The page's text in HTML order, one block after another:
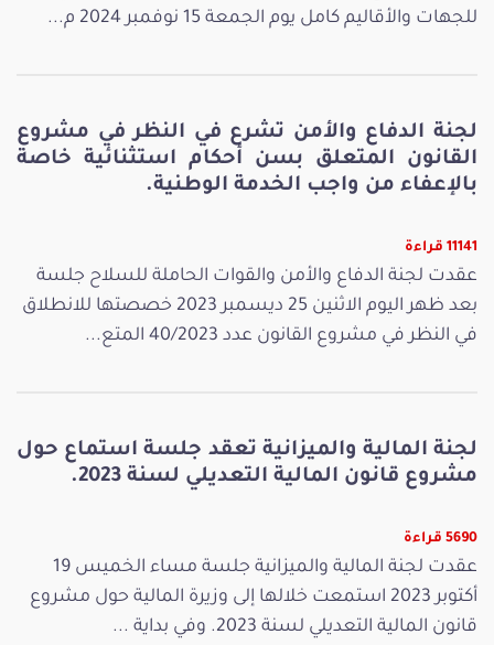
للجهات والأقاليم كامل يوم الجمعة 15 نوفمبر 2024 م...
لجنة الدفاع والأمن تشرع في النظر في مشروع
القانون المتعلق بسن أحكام استثنائية خاصة
بالإعفاء من واجب الخدمة الوطنية.
11141 قراءة
عقدت لجنة الدفاع والأمن والقوات الحاملة للسلاح جلسة
بعد ظهر اليوم الاثنين 25 ديسمبر 2023 خصصتها للانطلاق
في النظر في مشروع القانون عدد 40/2023 المتع...
لجنة المالية والميزانية تعقد جلسة استماع حول
مشروع قانون المالية التعديلي لسنة 2023.
5690 قراءة
عقدت لجنة المالية والميزانية جلسة مساء الخميس 19
أكتوبر 2023 استمعت خلالها إلى وزيرة المالية حول مشروع
قانون المالية التعديلي لسنة 2023. وفي بداية ...